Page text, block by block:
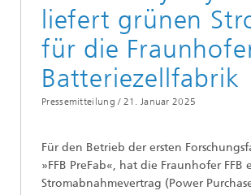
liefert grünen
für die
Batteriezellfabrik
Pressemitteilung / 21. Januar 2025
Für den Betrieb der ersten
»FFB PreFab«, hat die Fraunhofer FFB
Stromabnahmevertrag (Power